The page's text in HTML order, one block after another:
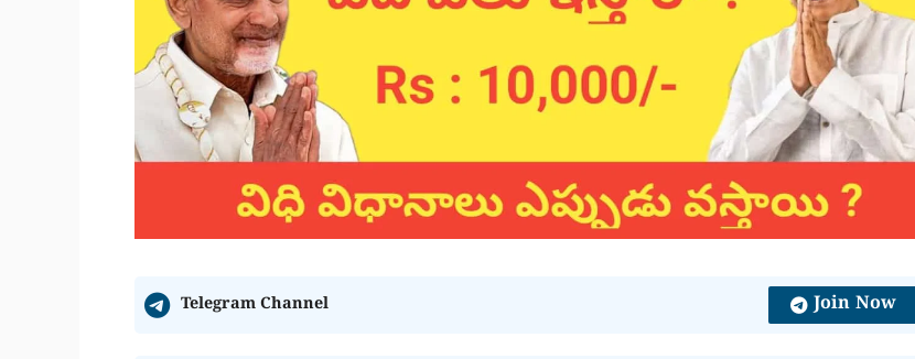
Telegram Channel Join Now